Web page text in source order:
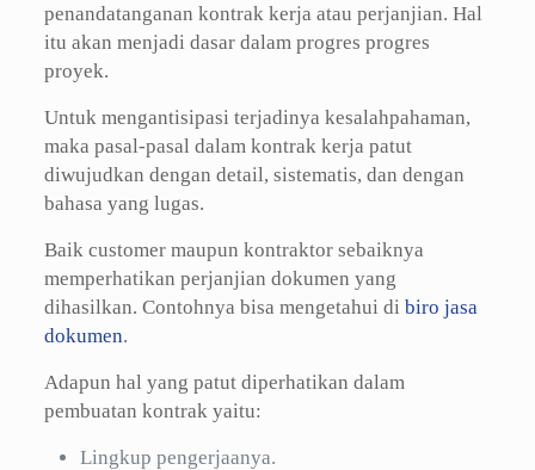
penandatanganan kontrak kerja atau perjanjian. Hal
itu akan menjadi dasar dalam progres progres
proyek.
Untuk mengantisipasi terjadinya kesalahpahaman,
maka pasal-pasal dalam kontrak kerja patut
diwujudkan dengan detail, sistematis, dan dengan
bahasa yang lugas.
Baik customer maupun kontraktor sebaiknya
memperhatikan perjanjian dokumen yang
dihasilkan. Contohnya bisa mengetahui di biro jasa
dokumen.
Adapun hal yang patut diperhatikan dalam
pembuatan kontrak yaitu:
Lingkup pengerjaanya.